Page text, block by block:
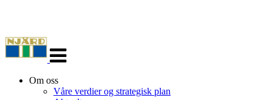
navigasjon
Om oss
Våre verdier og strategisk plan